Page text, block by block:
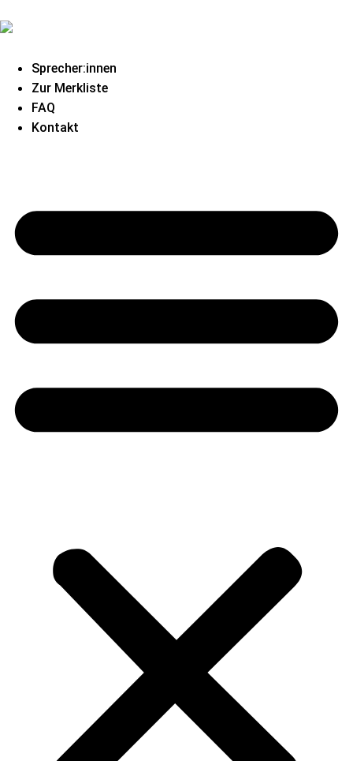
Sprecher:innen
Zur Merkliste
FAQ
Kontakt